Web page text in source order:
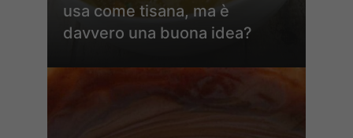
usa come tisana, ma è
davvero una buona idea?